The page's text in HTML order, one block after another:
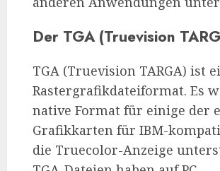
Der TGA (Truevision
TGA (Truevision TARGA) ist
Rastergrafikdateiformat. Es
native Format für einige der
Grafikkarten für IBM-
die Truecolor-Anzeige